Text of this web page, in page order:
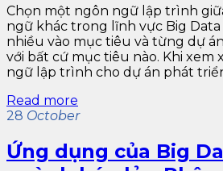
Chọn một ngôn ngữ lập trình
ngữ khác trong lĩnh vực Big
nhiều vào mục tiêu và từng dự
với bất cứ mục tiêu nào. Khi xem
ngữ lập trình cho dự án phát
Read more
28 October
Ứng dụng của Big